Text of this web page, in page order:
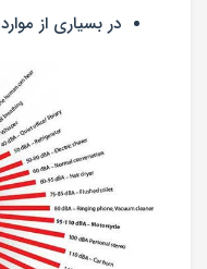
در بسیاری از موارد